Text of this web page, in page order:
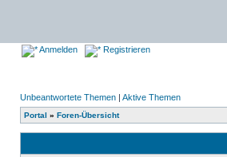
Anmelden Registrieren
Unbeantwortete Themen | Aktive Themen
Portal » Foren-Übersicht